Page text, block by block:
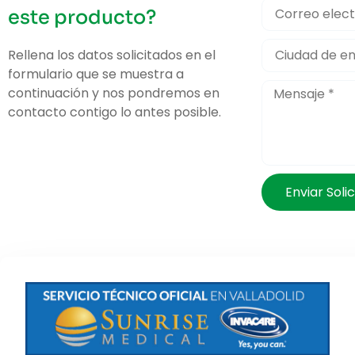
este producto?
Rellena los datos solicitados en el
formulario que se muestra a
continuación y nos pondremos en
contacto contigo lo antes posible.
Enviar